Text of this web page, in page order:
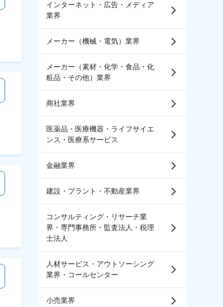
インターネット・広告・メディア
業界
メーカー（機械・電気）業界
メーカー（素材・化学・食品・化
粧品・その他）業界
商社業界
医薬品・医療機器・ライフサイエ
ンス・医療系サービス
金融業界
建設・プラント・不動産業界
コンサルティング・リサーチ業
界・専門事務所・監査法人・税理
士法人
人材サービス・アウトソーシング
業界・コールセンター
小売業界